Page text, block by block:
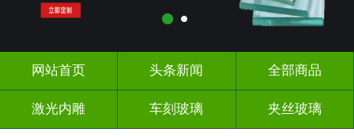
网站首页 头条新闻 全部商品
激光内雕 车刻玻璃 夹丝玻璃